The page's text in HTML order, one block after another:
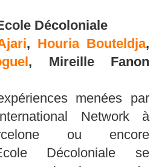
Décoloniale
, Houria Bouteldja,
, Mireille Fanon
menées par
Network à
ou encore
Décoloniale se